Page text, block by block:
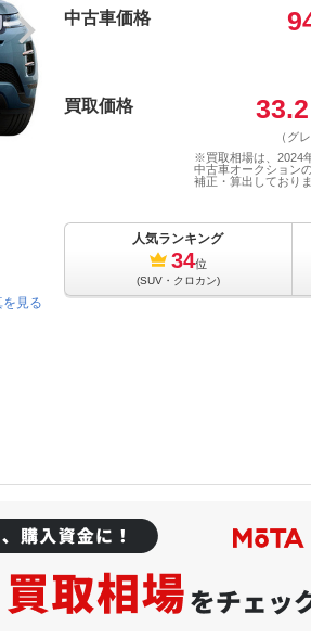
見る
中古車価格
買取価格 33.2
（グ
※買取相場は、2024
中古車オークション
補正・算出しておりま
人気ランキング
34位
(SUV・クロカン)